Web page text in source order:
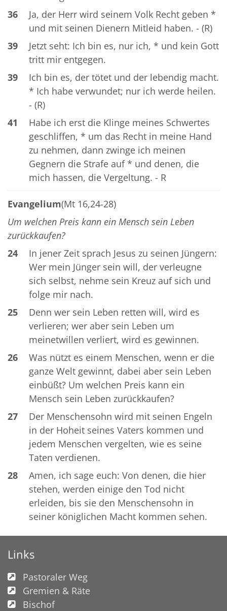
36
Ja, der Herr wird seinem Volk Recht geben *
und mit seinen Dienern Mitleid haben. - (R)
39
Jetzt seht: Ich bin es, nur ich, * und kein Gott
tritt mir entgegen.
39
Ich bin es, der tötet und der lebendig macht.
* Ich habe verwundet; nur ich werde heilen.
- (R)
41
Habe ich erst die Klinge meines Schwertes
geschliffen, * um das Recht in meine Hand
zu nehmen, dann zwinge ich meinen
Gegnern die Strafe auf * und denen, die
mich hassen, die Vergeltung. - R
Evangelium(Mt 16,24-28)
Um welchen Preis kann ein Mensch sein Leben
zurückkaufen?
24
In jener Zeit sprach Jesus zu seinen Jüngern:
Wer mein Jünger sein will, der verleugne
sich selbst, nehme sein Kreuz auf sich und
folge mir nach.
25
Denn wer sein Leben retten will, wird es
verlieren; wer aber sein Leben um
meinetwillen verliert, wird es gewinnen.
26
Was nützt es einem Menschen, wenn er die
ganze Welt gewinnt, dabei aber sein Leben
einbüßt? Um welchen Preis kann ein
Mensch sein Leben zurückkaufen?
27
Der Menschensohn wird mit seinen Engeln
in der Hoheit seines Vaters kommen und
jedem Menschen vergelten, wie es seine
Taten verdienen.
28
Amen, ich sage euch: Von denen, die hier
stehen, werden einige den Tod nicht
erleiden, bis sie den Menschensohn in
seiner königlichen Macht kommen sehen.
Links
Pastoraler Weg
Gremien & Räte
Bischof